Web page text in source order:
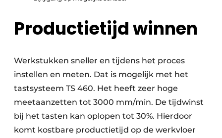
Productietijd winnen
Werkstukken sneller en tijdens het proces
instellen en meten. Dat is mogelijk met het
tastsysteem TS 460. Het heeft zeer hoge
meetaanzetten tot 3000 mm/min. De tijdwinst
bij het tasten kan oplopen tot 30%. Hierdoor
komt kostbare productietijd op de werkvloer